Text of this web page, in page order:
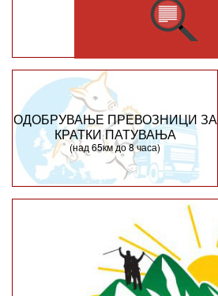
ОДОБРУВАЊЕ ПРЕВОЗНИЦИ ЗА
КРАТКИ ПАТУВАЊА
(над 65км до 8 часа)